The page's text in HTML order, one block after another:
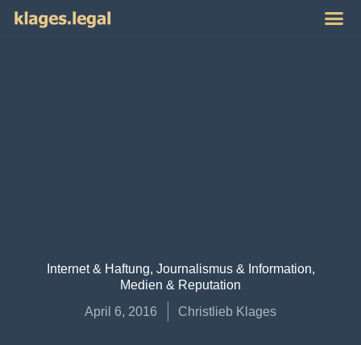
Internet & Haftung, Journalismus & Information,
Medien & Reputation
April 6, 2016
Christlieb Klages